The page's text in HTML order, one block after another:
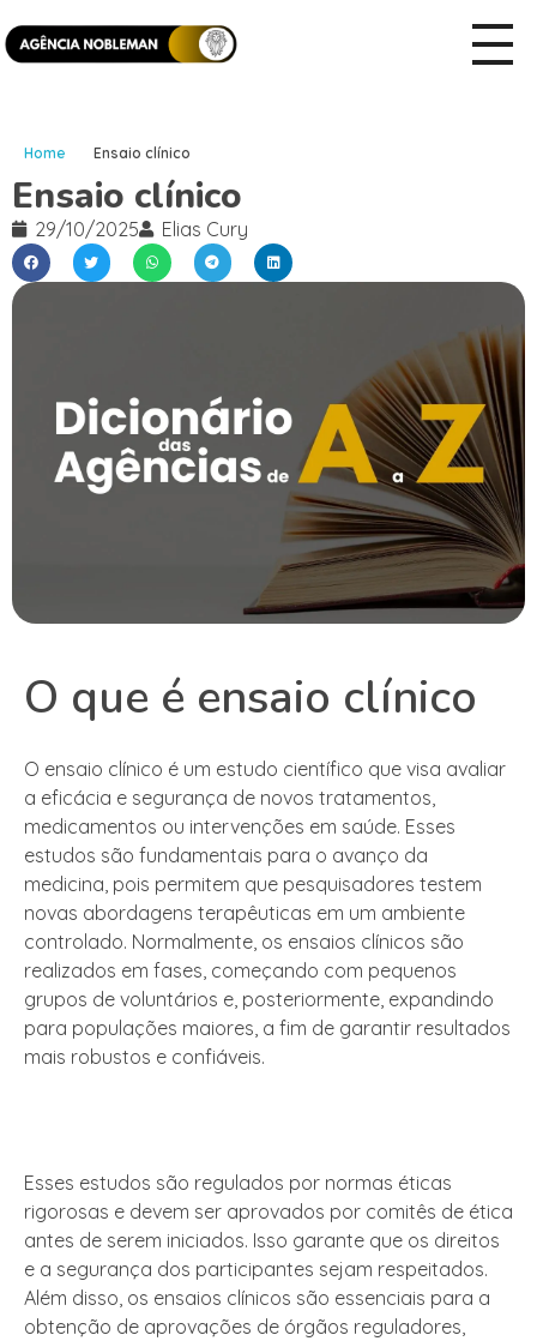
Home Ensaio clínico
Ensaio clínico
29/10/2025 Elias Cury
O que é ensaio clínico
O ensaio clínico é um estudo científico que visa avaliar
a eficácia e segurança de novos tratamentos,
medicamentos ou intervenções em saúde. Esses
estudos são fundamentais para o avanço da
medicina, pois permitem que pesquisadores testem
novas abordagens terapêuticas em um ambiente
controlado. Normalmente, os ensaios clínicos são
realizados em fases, começando com pequenos
grupos de voluntários e, posteriormente, expandindo
para populações maiores, a fim de garantir resultados
mais robustos e confiáveis.
Esses estudos são regulados por normas éticas
rigorosas e devem ser aprovados por comitês de ética
antes de serem iniciados. Isso garante que os direitos
e a segurança dos participantes sejam respeitados.
Além disso, os ensaios clínicos são essenciais para a
obtenção de aprovações de órgãos reguladores,